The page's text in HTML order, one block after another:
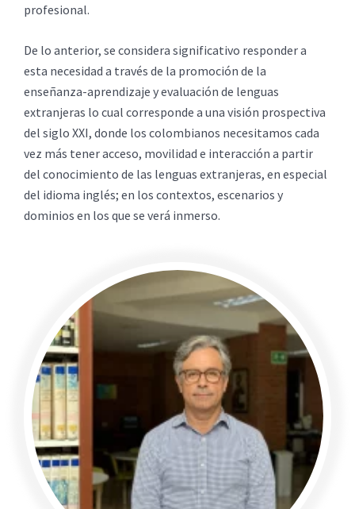
profesional.
De lo anterior, se considera significativo responder a
esta necesidad a través de la promoción de la
enseñanza-aprendizaje y evaluación de lenguas
extranjeras lo cual corresponde a una visión prospectiva
del siglo XXI, donde los colombianos necesitamos cada
vez más tener acceso, movilidad e interacción a partir
del conocimiento de las lenguas extranjeras, en especial
del idioma inglés; en los contextos, escenarios y
dominios en los que se verá inmerso.